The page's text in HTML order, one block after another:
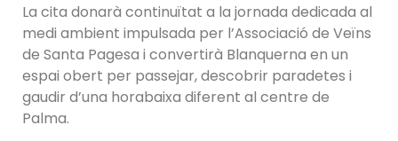
La cita donarà continuïtat a la jornada dedicada al
medi ambient impulsada per l’Associació de Veïns
de Santa Pagesa i convertirà Blanquerna en un
espai obert per passejar, descobrir paradetes i
gaudir d’una horabaixa diferent al centre de
Palma.